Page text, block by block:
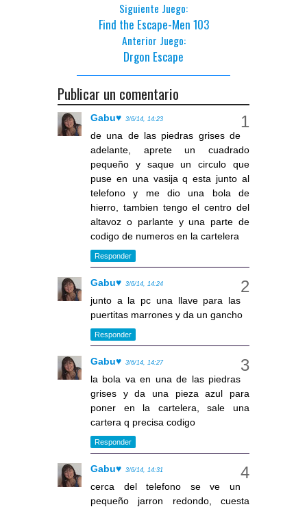
Siguiente Juego:
Find the Escape-Men 103
Anterior Juego:
Drgon Escape
Publicar un comentario
Gabu♥ 3/6/14, 14:23
de una de las piedras grises de
adelante, aprete un cuadrado
pequeño y saque un circulo que
puse en una vasija q esta junto al
telefono y me dio una bola de
hierro, tambien tengo el centro del
altavoz o parlante y una parte de
codigo de numeros en la cartelera
Responder
Gabu♥ 3/6/14, 14:24
junto a la pc una llave para las
puertitas marrones y da un gancho
Responder
Gabu♥ 3/6/14, 14:27
la bola va en una de las piedras
grises y da una pieza azul para
poner en la cartelera, sale una
cartera q precisa codigo
Responder
Gabu♥ 3/6/14, 14:31
cerca del telefono se ve un
pequeño jarron redondo, cuesta